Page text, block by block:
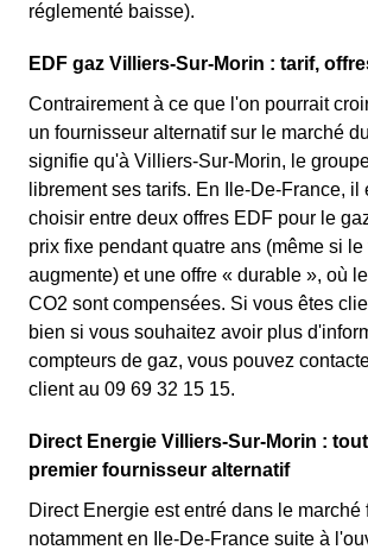
réglementé baisse).
EDF gaz Villiers-Sur-Morin : tarif,
Contrairement à ce que l'on pourrait
un fournisseur alternatif sur le marché
signifie qu'à Villiers-Sur-Morin, le
librement ses tarifs. En Ile-De-France, il
choisir entre deux offres EDF pour le
prix fixe pendant quatre ans (même si
augmente) et une offre « durable », où
CO2 sont compensées. Si vous êtes
bien si vous souhaitez avoir plus
compteurs de gaz, vous pouvez
client au 09 69 32 15 15.
Direct Energie Villiers-Sur-Morin :
premier fournisseur alternatif
Direct Energie est entré dans le marché
notamment en Ile-De-France suite à